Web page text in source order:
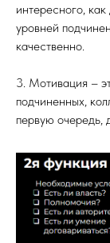
интересного,
уровней
качественно.
3. Мотивация –
подчиненных,
первую очередь,